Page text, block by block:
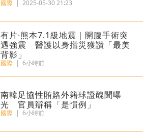
國際 | 2025-05-30 21:23
有片·熊本7.1級地震｜開腹手術突
遇強震 醫護以身擋災獲讚「最美
背影」
國際 | 6小時前
南韓足協性賄賂外籍球證醜聞曝
光 官員辯稱「是慣例」
國際 | 6小時前